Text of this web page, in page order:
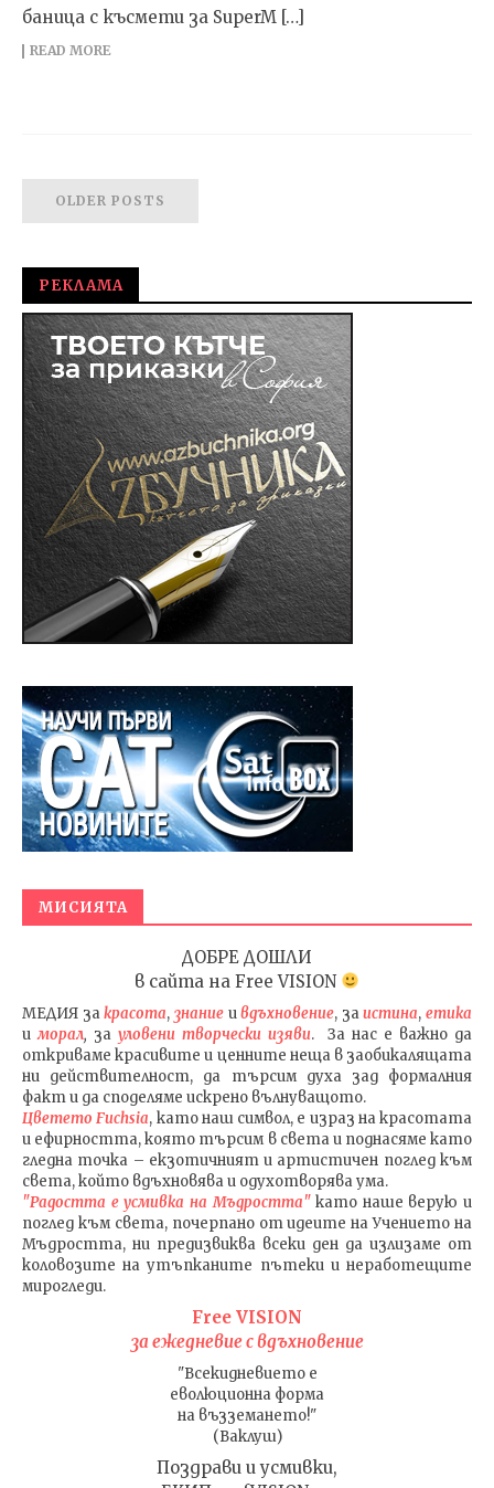
баница с късмети за SuperM […]
READ MORE
OLDER POSTS
РЕКЛАМА
МИСИЯТА
ДОБРЕ ДОШЛИ
в сайта на Free VISION
МЕДИЯ закрасота, знаниеивдъхновение, заистина, етика
иморал, за уловени творчески изяви. За нас е важно да
откриваме красивите и ценните неща в заобикалящата
ни действителност, да търсим духа зад формалния
факт и да споделяме искрено вълнуващото.
Цветето Fuchsia, като наш символ, е израз на красотата
и ефирността, която търсим в света и поднасяме като
гледна точка – екзотичният и артистичен поглед към
света, който вдъхновява и одухотворява ума.
"Радостта е усмивка на Мъдростта"като наше верую и
поглед към света, почерпано от идеите на Учението на
Мъдростта, ни предизвиква всеки ден да излизаме от
коловозите на утъпканите пътеки и неработещите
мирогледи.
Free VISION
за ежедневие с вдъхновение
"Всекидневието е
еволюционна форма
на възземането!"
(Ваклуш)
Поздрави и усмивки,